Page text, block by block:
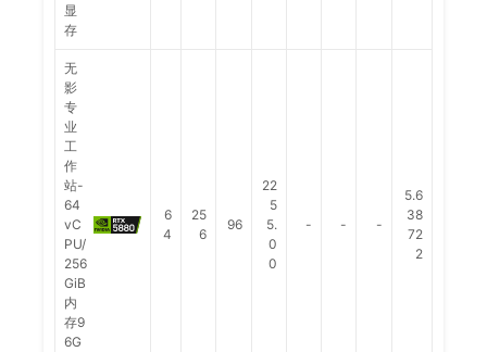
显
存
无
影
专
业
工
作
站-
64
vC
PU/
256
GiB
内
存9
6G
6
4
25
6
96
22
5
5.
0
0
- - -
5.6
38
72
2